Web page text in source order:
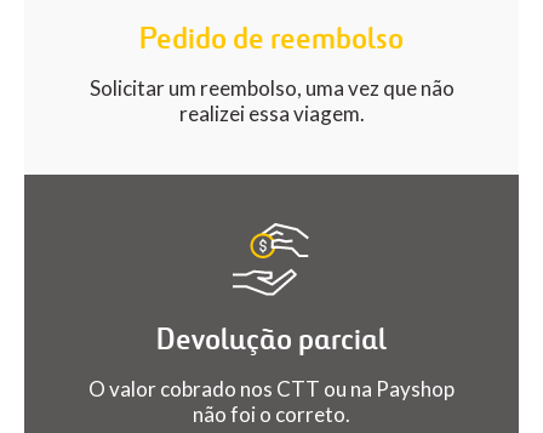
Pedido de reembolso
Solicitar um reembolso, uma vez que não
realizei essa viagem.
Devolução parcial
O valor cobrado nos CTT ou na Payshop
não foi o correto.